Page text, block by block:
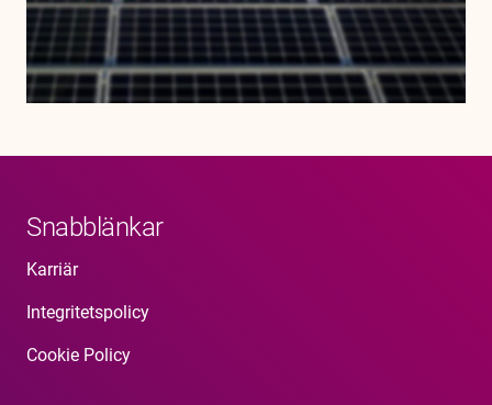
Snabblänkar
Karriär
Integritetspolicy
Cookie Policy